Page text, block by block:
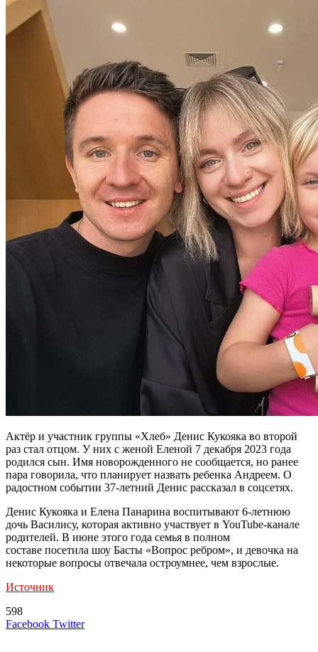
Актёр и участник группы «Хлеб» Денис Кукояка во второй
раз стал отцом. У них с женой Еленой 7 декабря 2023 года
родился сын. Имя новорожденного не сообщается, но ранее
пара говорила, что планирует назвать ребенка Андреем. О
радостном событии 37-летний Денис рассказал в соцсетях.
Денис Кукояка и Елена Панарина воспитывают 6-летнюю
дочь Василису, которая активно участвует в YouTube-канале
родителей. В июне этого года семья в полном
составе посетила шоу Басты «Вопрос ребром», и девочка на
некоторые вопросы отвечала остроумнее, чем взрослые.
Источник
598
Facebook TwitterLinkedIn
Tumblr
Reddit
Вконтакте
Одноклассники
Skype
Messenger
Messenger
WhatsApp
Telegram
Viber
Line
Поделиться
Печатать